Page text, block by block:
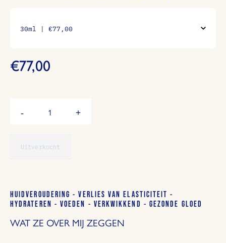
€77,00
-
met
+
Uitverkocht
HUIDVEROUDERING - VERLIES VAN ELASTICITEIT -
HYDRATEREN - VOEDEN - VERKWIKKEND - GEZONDE GLOED
WAT ZE OVER MIJ ZEGGEN